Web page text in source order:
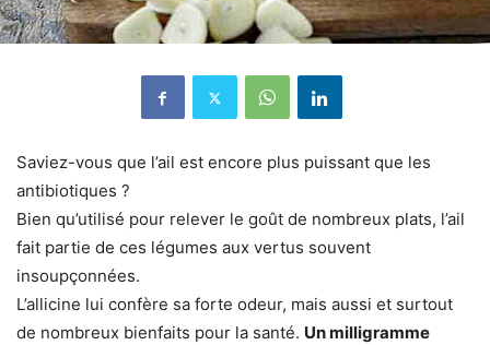
Saviez-vous que l’ail est encore plus puissant que les
antibiotiques ?
Bien qu’utilisé pour relever le goût de nombreux plats, l’ail
fait partie de ces légumes aux vertus souvent
insoupçonnées.
L’allicine lui confère sa forte odeur, mais aussi et surtout
de nombreux bienfaits pour la santé. Un milligramme